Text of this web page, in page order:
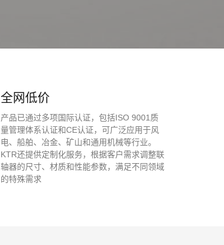
全网低价
产品已通过多项国际认证，包括ISO 9001质
量管理体系认证和CE认证，可广泛应用于风
电、船舶、冶金、矿山和通用机械等行业。
KTR还提供定制化服务，根据客户需求调整联
轴器的尺寸、材质和性能参数，满足不同领域
的特殊需求